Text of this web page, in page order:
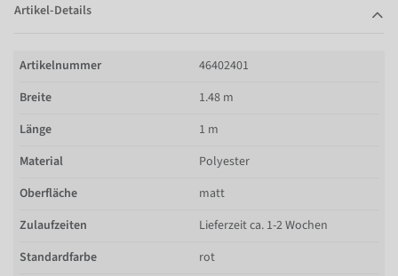
Artikel-Details
Artikelnummer
46402401
Breite
1.48 m
Länge
1 m
Material
Polyester
Oberfläche
matt
Zulaufzeiten
Lieferzeit ca. 1-2 Wochen
Standardfarbe
rot